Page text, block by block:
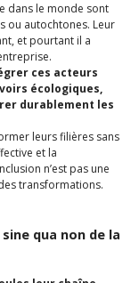
dans le monde sont
ou autochtones. Leur
et pourtant il a
ces acteurs
écologiques,
durablement les
leurs filières sans
et la
n’est pas une
transformations.
qua non de la